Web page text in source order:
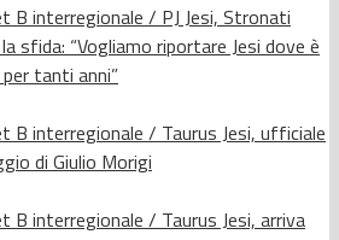
B interregionale / PJ Jesi, Stronati
sfida: “Vogliamo riportare Jesi dove è
tanti anni”
B interregionale / Taurus Jesi, ufficiale
di Giulio Morigi
B interregionale / Taurus Jesi, arriva